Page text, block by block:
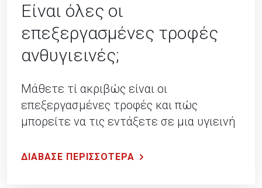
Είναι όλες οι
επεξεργασμένες τροφές
ανθυγιεινές;
Μάθετε τί ακριβώς είναι οι
επεξεργασμένες τροφές και πώς
μπορείτε να τις εντάξετε σε μια υγιεινή
ΔΙΑΒΑΣΕ ΠΕΡΙΣΣΟΤΕΡΑ